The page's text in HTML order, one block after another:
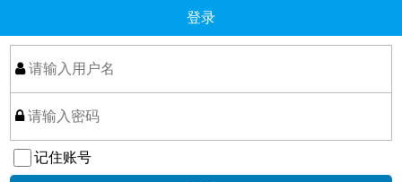
登录
记住账号